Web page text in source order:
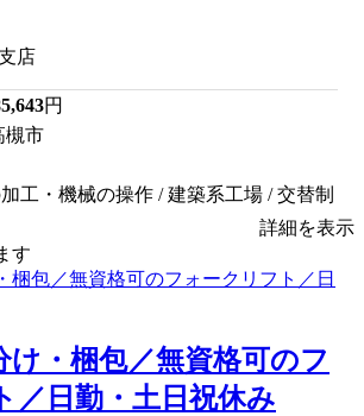
店
円
槻市
工・機械の操作 / 建築系工場 / 交替制
詳細を表示
す
け・梱包／無資格可のフ
／日勤・土日祝休み